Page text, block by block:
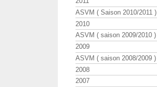
ASVM ( Saison 2010/2011 )
2010
ASVM ( saison 2009/2010 )
2009
ASVM ( saison 2008/2009 )
2008
2007